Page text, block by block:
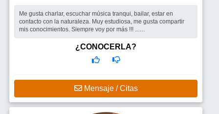
Me gusta charlar, escuchar música tranqui, bailar, estar en
contacto con la naturaleza. Muy estudiosa, me gusta compartir
mis conocimientos. Siempre voy por más !!! ...
gusta la gente que me ayuda a desafiar mis límites! También me
gustaría encontrar pareja (hombre) con quien andar juntos el
¿CONOCERLA?
Mensaje / Citas